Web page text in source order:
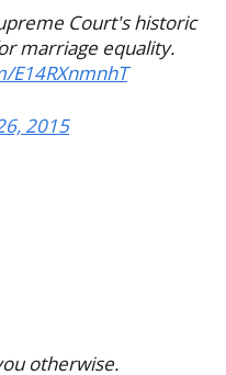
Court's historic
marriage equality.
E14RXnmnhT
2015
otherwise.